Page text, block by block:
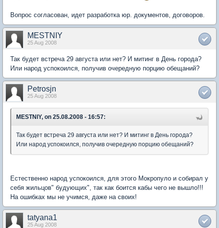
Вопрос согласован, идет разработка юр. документов, договоров.
MESTNIY
25 Aug 2008
Так будет встреча 29 августа или нет? И митинг в День города?
Или народ успокоился, получив очередную порцию обещаний?
Petrosjn
25 Aug 2008
MESTNIY, on 25.08.2008 - 16:57:
Так будет встреча 29 августа или нет? И митинг в День города?
Или народ успокоился, получив очередную порцию обещаний?
Естественно народ успокоился, для этого Мокропуло и собирал у
себя жильцов" будующих", так как боится кабы чего не вышло!!!
На ошибках мы не учимся, даже на своих!
tatyana1
25 Aug 2008